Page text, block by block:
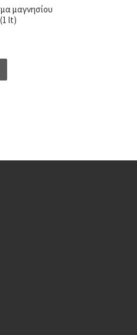
μαγνησίου
lt)